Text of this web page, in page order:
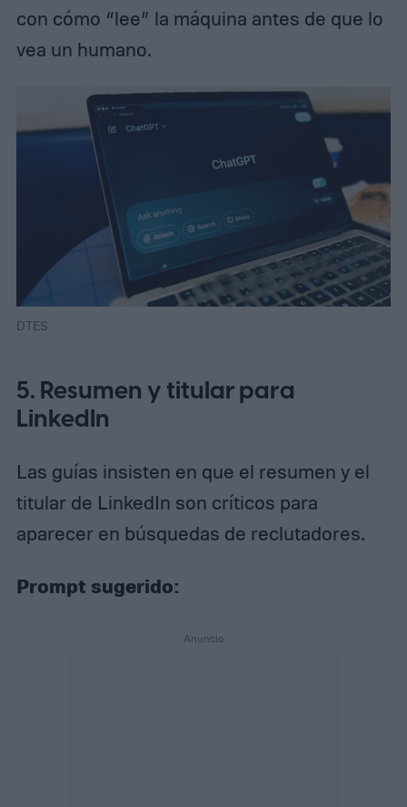
con cómo “lee” la máquina antes de que lo
vea un humano.
DTES
5. Resumen y titular para
LinkedIn
Las guías insisten en que el resumen y el
titular de LinkedIn son críticos para
aparecer en búsquedas de reclutadores.
Prompt sugerido: